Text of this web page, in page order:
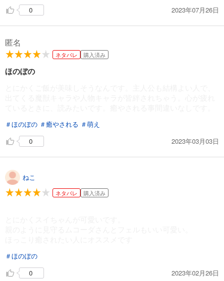
0
2023年07月26日
匿名
ネタバレ 購入済み
ほのぼの
＃ほのぼの ＃癒やされる ＃萌え
0
2023年03月03日
ねこ
ネタバレ 購入済み
＃ほのぼの
0
2023年02月26日